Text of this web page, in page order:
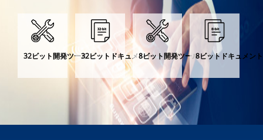
32ビット開発ツール32ビットドキュメント8ビット開発ツール8ビットドキュメント